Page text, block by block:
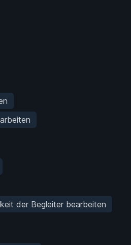
der Begleiter bearbeiten